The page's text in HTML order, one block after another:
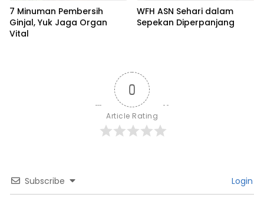
7 Minuman Pembersih
Ginjal, Yuk Jaga Organ
Vital
WFH ASN Sehari dalam
Sepekan Diperpanjang
0
Article Rating
Subscribe Login